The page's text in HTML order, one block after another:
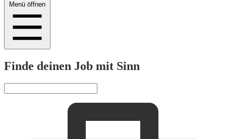
Menü öffnen
Finde deinen Job mit Sinn